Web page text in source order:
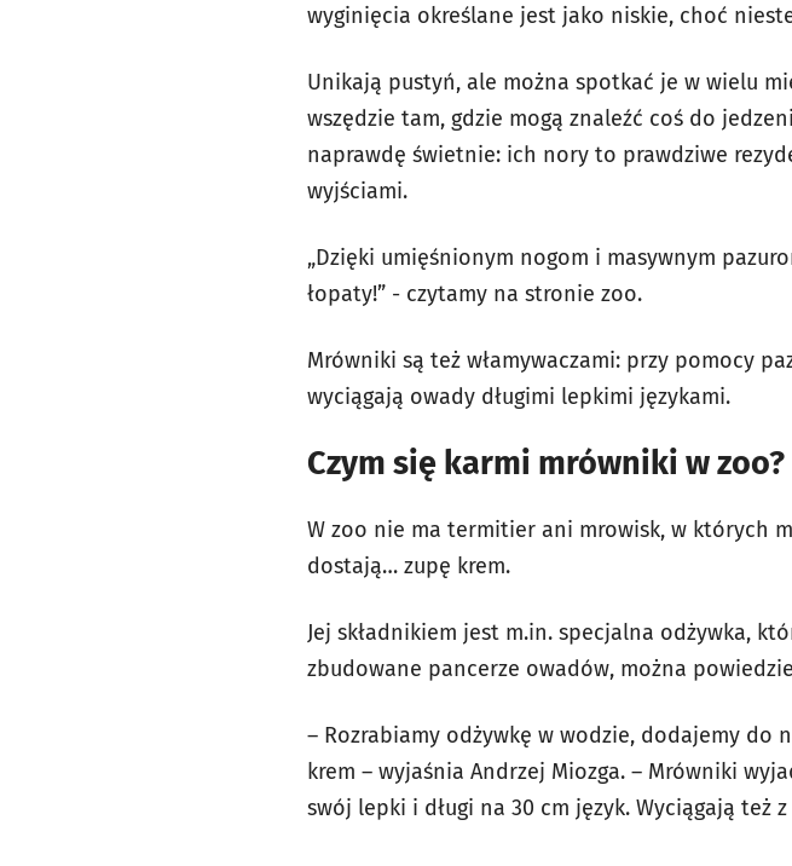
wyginięcia określane jest jako niskie, choć
Unikają pustyń, ale można spotkać je w wielu
wszędzie tam, gdzie mogą znaleźć coś do
naprawdę świetnie: ich nory to prawdziwe
wyjściami.
„Dzięki umięśnionym nogom i masywnym
łopaty!” - czytamy na stronie zoo.
Mrówniki są też włamywaczami: przy pomocy
wyciągają owady długimi lepkimi językami.
Czym się karmi mrówniki w zoo?
W zoo nie ma termitier ani mrowisk, w których
dostają… zupę krem.
Jej składnikiem jest m.in. specjalna odżywka,
zbudowane pancerze owadów, można
– Rozrabiamy odżywkę w wodzie, dodajemy do
krem – wyjaśnia Andrzej Miozga. – Mrówniki
swój lepki i długi na 30 cm język. Wyciągają też